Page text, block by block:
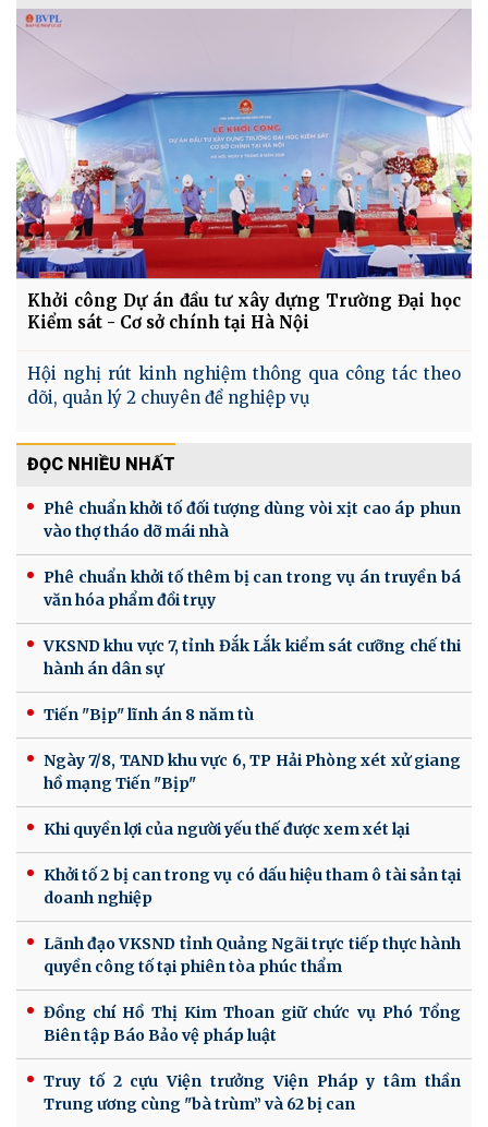
Khởi công Dự án đầu tư xây dựng Trường Đại học
Kiểm sát - Cơ sở chính tại Hà Nội
Hội nghị rút kinh nghiệm thông qua công tác theo
dõi, quản lý 2 chuyên đề nghiệp vụ
ĐỌC NHIỀU NHẤT
Phê chuẩn khởi tố đối tượng dùng vòi xịt cao áp phun
vào thợ tháo dỡ mái nhà
Phê chuẩn khởi tố thêm bị can trong vụ án truyền bá
văn hóa phẩm đồi trụy
VKSND khu vực 7, tỉnh Đắk Lắk kiểm sát cưỡng chế thi
hành án dân sự
Tiến "Bịp" lĩnh án 8 năm tù
Ngày 7/8, TAND khu vực 6, TP Hải Phòng xét xử giang
hồ mạng Tiến "Bịp"
Khi quyền lợi của người yếu thế được xem xét lại
Khởi tố 2 bị can trong vụ có dấu hiệu tham ô tài sản tại
doanh nghiệp
Lãnh đạo VKSND tỉnh Quảng Ngãi trực tiếp thực hành
quyền công tố tại phiên tòa phúc thẩm
Đồng chí Hồ Thị Kim Thoan giữ chức vụ Phó Tổng
Biên tập Báo Bảo vệ pháp luật
Truy tố 2 cựu Viện trưởng Viện Pháp y tâm thần
Trung ương cùng "bà trùm” và 62 bị can